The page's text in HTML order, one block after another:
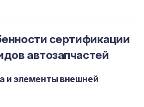
сертификации
автозапчастей
и элементы внешней